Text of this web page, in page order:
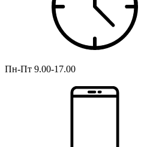
Пн-Пт 9.00-17.00